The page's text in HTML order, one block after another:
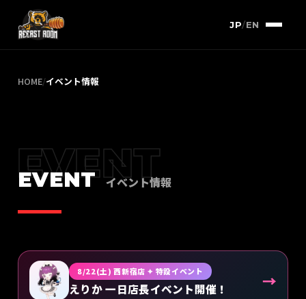
JP/EN
HOME/イベント情報
EVENT
EVENT イベント情報
8/22(土) 西新宿店 ✦ 特設イベント
えりか 一日店長イベント開催！ →